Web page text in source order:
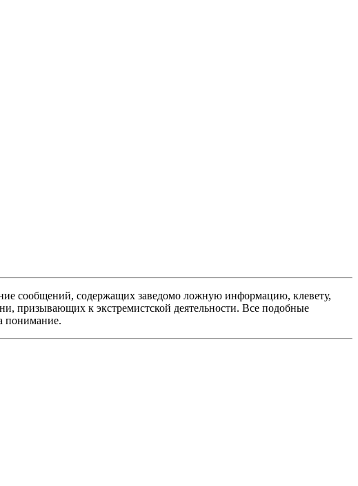
сообщений, содержащих заведомо ложную информацию, клевету,
призывающих к экстремистской деятельности. Все подобные
понимание.